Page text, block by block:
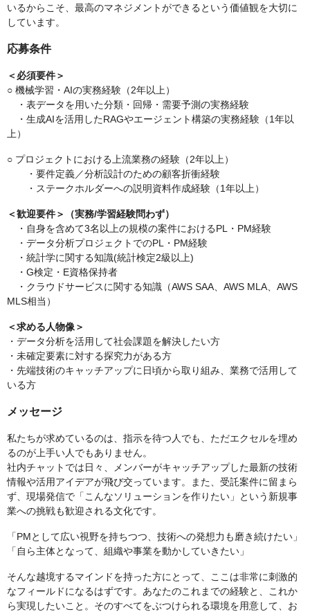
いるからこそ、最高のマネジメントができるという価値観を大切に
しています。
応募条件
＜必須要件＞
○ 機械学習・AIの実務経験（2年以上）
・表データを用いた分類・回帰・需要予測の実務経験
・生成AIを活用したRAGやエージェント構築の実務経験（1年以
上）
○ プロジェクトにおける上流業務の経験（2年以上）
・要件定義／分析設計のための顧客折衝経験
・ステークホルダーへの説明資料作成経験（1年以上）
＜歓迎要件＞（実務/学習経験問わず）
・自身を含めて3名以上の規模の案件におけるPL・PM経験
・データ分析プロジェクトでのPL・PM経験
・統計学に関する知識(統計検定2級以上)
・G検定・E資格保持者
・クラウドサービスに関する知識（AWS SAA、AWS MLA、AWS
MLS相当）
＜求める人物像＞
・データ分析を活用して社会課題を解決したい方
・未確定要素に対する探究力がある方
・先端技術のキャッチアップに日頃から取り組み、業務で活用して
いる方
メッセージ
私たちが求めているのは、指示を待つ人でも、ただエクセルを埋め
るのが上手い人でもありません。
社内チャットでは日々、メンバーがキャッチアップした最新の技術
情報や活用アイデアが飛び交っています。また、受託案件に留まら
ず、現場発信で「こんなソリューションを作りたい」という新規事
業への挑戦も歓迎される文化です。
「PMとして広い視野を持ちつつ、技術への発想力も磨き続けたい」
「自ら主体となって、組織や事業を動かしていきたい」
そんな越境するマインドを持った方にとって、ここは非常に刺激的
なフィールドになるはずです。あなたのこれまでの経験と、これか
ら実現したいこと。そのすべてをぶつけられる環境を用意して、お